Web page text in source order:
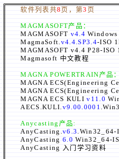
软件列表共8 页，第3 页
MAGMASOFT产品：
MAGMASOFT v4.4
MagmaSoft. v4.4.SP3.4-ISO
MAGMASOFT v4.4 P28-ISO
Magmasoft 中文教程
MAGNA POWERTRAIN 产品：
MAGNA ECS(Engineering
MAGNA ECS(Engineering
MAGNA ECS KULIv11.0
AECS.KULI. v9.00.0001
Anycasting产品:
AnyCasting. v6.3 .Win32_64-
AnyCasting 6.0 Win32_64-
AnyCasting 入门学习资料